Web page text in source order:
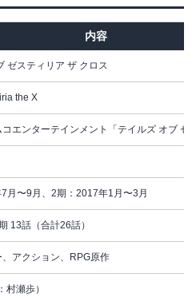
内容
ゼスティリア ザ クロス
the X
エンターテインメント「テイルズ オブ ゼ
月〜9月、2期：2017年1月〜3月
13話（合計26話）
、アクション、RPG原作
村瀬歩）